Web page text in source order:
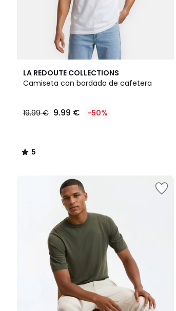
LA REDOUTE COLLECTIONS
Camiseta con bordado de cafetera
19.99 € 9.99 € -50%
5
/
5
/